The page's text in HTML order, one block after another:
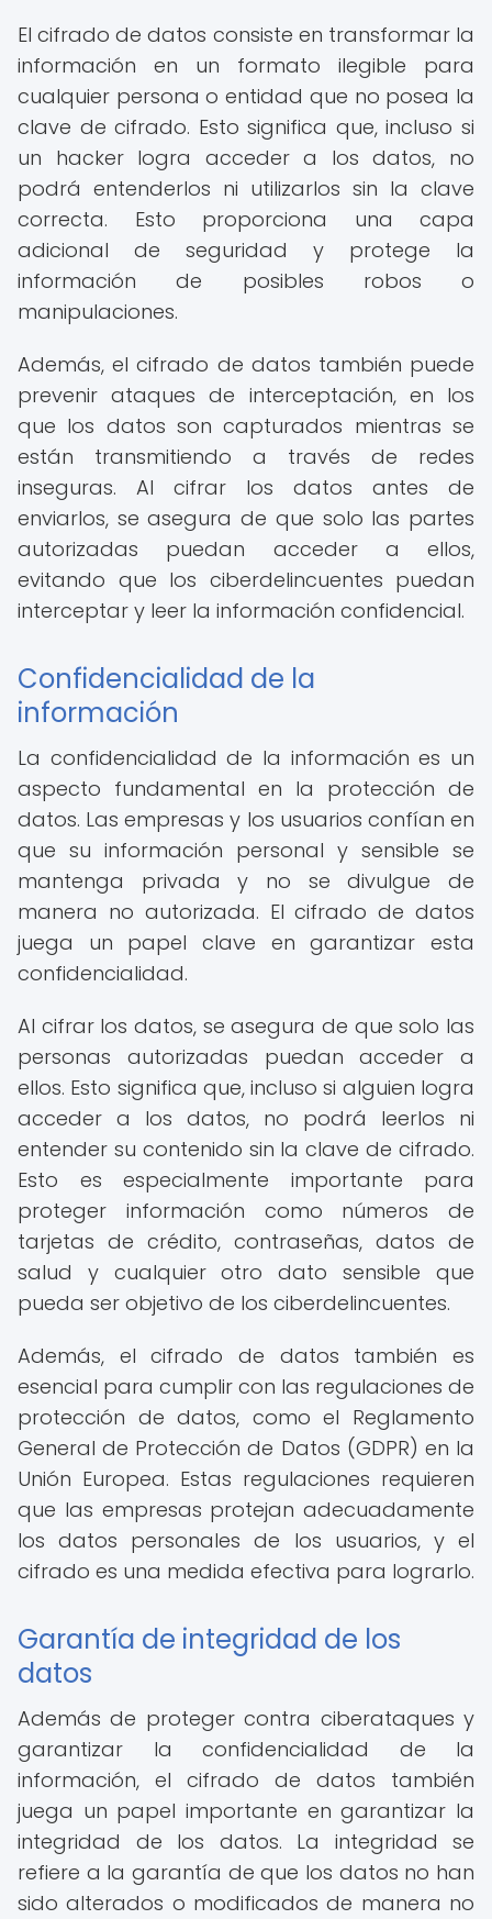
El cifrado de datos consiste en transformar la
información en un formato ilegible para
cualquier persona o entidad que no posea la
clave de cifrado. Esto significa que, incluso si
un hacker logra acceder a los datos, no
podrá entenderlos ni utilizarlos sin la clave
correcta. Esto proporciona una capa
adicional de seguridad y protege la
información de posibles robos o
manipulaciones.
Además, el cifrado de datos también puede
prevenir ataques de interceptación, en los
que los datos son capturados mientras se
están transmitiendo a través de redes
inseguras. Al cifrar los datos antes de
enviarlos, se asegura de que solo las partes
autorizadas puedan acceder a ellos,
evitando que los ciberdelincuentes puedan
interceptar y leer la información confidencial.
Confidencialidad de la
información
La confidencialidad de la información es un
aspecto fundamental en la protección de
datos. Las empresas y los usuarios confían en
que su información personal y sensible se
mantenga privada y no se divulgue de
manera no autorizada. El cifrado de datos
juega un papel clave en garantizar esta
confidencialidad.
Al cifrar los datos, se asegura de que solo las
personas autorizadas puedan acceder a
ellos. Esto significa que, incluso si alguien logra
acceder a los datos, no podrá leerlos ni
entender su contenido sin la clave de cifrado.
Esto es especialmente importante para
proteger información como números de
tarjetas de crédito, contraseñas, datos de
salud y cualquier otro dato sensible que
pueda ser objetivo de los ciberdelincuentes.
Además, el cifrado de datos también es
esencial para cumplir con las regulaciones de
protección de datos, como el Reglamento
General de Protección de Datos (GDPR) en la
Unión Europea. Estas regulaciones requieren
que las empresas protejan adecuadamente
los datos personales de los usuarios, y el
cifrado es una medida efectiva para lograrlo.
Garantía de integridad de los
datos
Además de proteger contra ciberataques y
garantizar la confidencialidad de la
información, el cifrado de datos también
juega un papel importante en garantizar la
integridad de los datos. La integridad se
refiere a la garantía de que los datos no han
sido alterados o modificados de manera no